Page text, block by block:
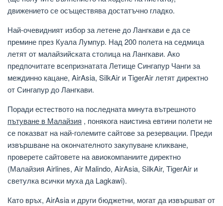
движението се осъществява достатъчно гладко.
Най-очевидният избор за летене до Лангкави е да се
премине през Куала Лумпур. Над 200 полета на седмица
летят от малайзийската столица на Лангкави. Ако
предпочитате всепризнатата Летище Сингапур Чанги за
междинно кацане, AirAsia, SilkAir и TigerAir летят директно
от Сингапур до Лангкави.
Поради естеството на последната минута вътрешното
пътуване в Малайзия , понякога наистина евтини полети не
се показват на най-големите сайтове за резервации. Преди
извършване на окончателното закупуване кликване,
проверете сайтовете на авиокомпаниите директно
(Малайзия Airlines, Air Malindo, AirAsia, SilkAir, TigerAir и
светулка всички муха да Lagkawi).
Като връх, AirAsia и други бюджетни, могат да извършват от